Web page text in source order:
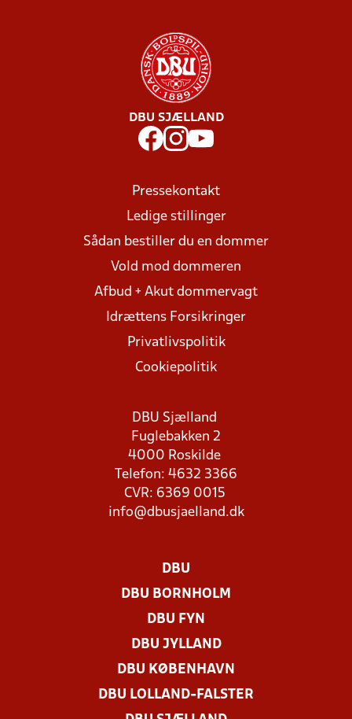
DBU SJÆLLAND
Pressekontakt
Ledige stillinger
Sådan bestiller du en dommer
Vold mod dommeren
Afbud + Akut dommervagt
Idrættens Forsikringer
Privatlivspolitik
Cookiepolitik
DBU Sjælland
Fuglebakken 2
4000 Roskilde
Telefon: 4632 3366
CVR: 6369 0015
info@dbusjaelland.dk
DBU
DBU BORNHOLM
DBU FYN
DBU JYLLAND
DBU KØBENHAVN
DBU LOLLAND-FALSTER